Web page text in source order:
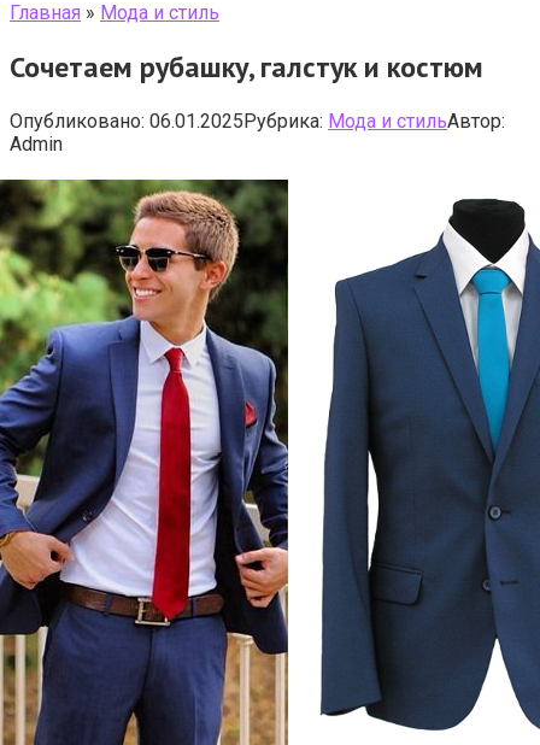
Главная » Мода и стиль
Сочетаем рубашку, галстук и костюм
Опубликовано: 06.01.2025Рубрика: Мода и стильАвтор:
Admin